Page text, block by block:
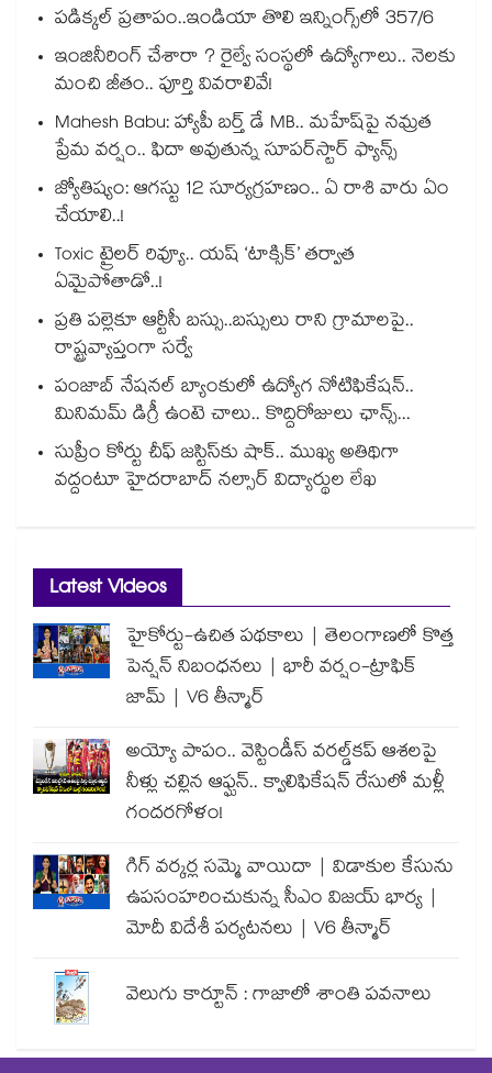
పడిక్కల్‌‌ ప్రతాపం..ఇండియా తొలి ఇన్నింగ్స్‌‌లో 357/6
ఇంజినీరింగ్ చేశారా ? రైల్వే సంస్థలో ఉద్యోగాలు.. నెలకు
మంచి జీతం.. పూర్తి వివరాలివే!
Mahesh Babu: హ్యాపీ బర్త్ డే MB.. మహేష్‌పై నమ్రత
ప్రేమ వర్షం.. ఫిదా అవుతున్న సూపర్‌స్టార్ ఫ్యాన్స్
జ్యోతిష్యం: ఆగస్టు 12 సూర్యగ్రహణం.. ఏ రాశి వారు ఏం
చేయాలి..!
Toxic ట్రైలర్ రివ్యూ.. యష్ ‘టాక్సిక్’ తర్వాత
ఏమైపోతాడో..!
ప్రతి పల్లెకూ ఆర్టీసీ బస్సు..బస్సులు రాని గ్రామాలపై..
రాష్ట్రవ్యాప్తంగా సర్వే
పంజాబ్ నేషనల్ బ్యాంకులో ఉద్యోగ నోటిఫికేషన్..
మినిమమ్ డిగ్రీ ఉంటె చాలు.. కొద్దిరోజులు ఛాన్స్...
సుప్రీం కోర్టు చీఫ్ జస్టిస్⁭కు షాక్.. ముఖ్య అతిథిగా
వద్దంటూ హైదరాబాద్ నల్సార్ విద్యార్థుల లేఖ
Latest Videos
హైకోర్టు-ఉచిత పథకాలు | తెలంగాణలో కొత్త
పెన్షన్ నిబంధనలు | భారీ వర్షం-ట్రాఫిక్
జామ్ | V6 తీన్మార్
అయ్యో పాపం.. వెస్టిండీస్ వరల్డ్‌కప్ ఆశలపై
నీళ్లు చల్లిన ఆఫ్ఘన్.. క్వాలిఫికేషన్ రేసులో మళ్లీ
గందరగోళం!
గిగ్ వర్కర్ల సమ్మె వాయిదా | విడాకుల కేసును
ఉపసంహరించుకున్న సీఎం విజయ్ భార్య |
మోదీ విదేశీ పర్యటనలు | V6 తీన్మార్
వెలుగు కార్టూన్ : గాజాలో శాంతి పవనాలు